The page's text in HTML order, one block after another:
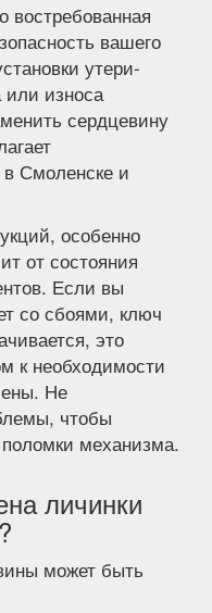
вашего
утери-
или износа
сердцевину
Смоленске и
особенно
от состояния
Если вы
со сбоями, ключ
это
к необходимости
Не
чтобы
механизма.
личинки
может быть